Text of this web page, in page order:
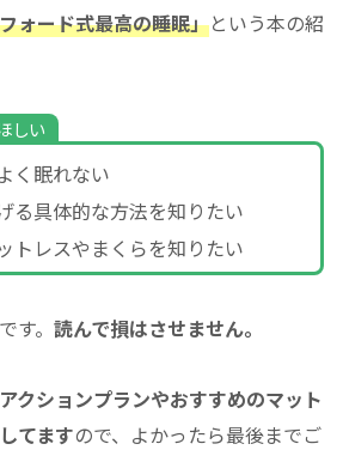
ォード式最高の睡眠」という本の紹
しい
く眠れない
る具体的な方法を知りたい
トレスやまくらを知りたい
す。 読んで損はさせません。
クションプランやおすすめのマット
てますので、よかったら最後までご